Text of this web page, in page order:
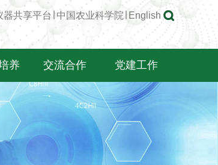
器共享平台 ∣中国农业科学院 English
养 交流合作 党建工作